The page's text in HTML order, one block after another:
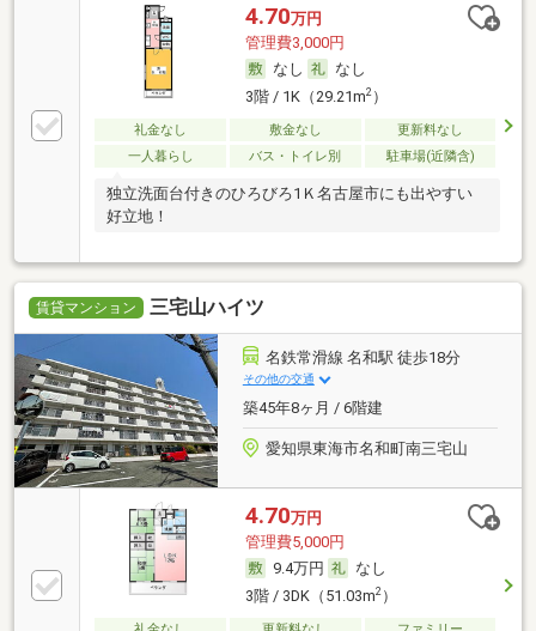
4.70万円
管理費3,000円
なし
なし
3階 / 1K（29.21m2）
礼金なし 敷金なし
更新料なし
一人暮らし
バス・トイレ別 駐車場(近隣含)
独立洗面台付きのひろびろ1Ｋ名古屋市にも出やすい
好立地！
賃貸マンション 三宅山ハイツ
名鉄常滑線 名和駅 徒歩18分
その他の交通
築45年8ヶ月 / 6階建
愛知県東海市名和町南三宅山
4.70万円
管理費5,000円
9.4万円
なし
3階 / 3DK（51.03m2）